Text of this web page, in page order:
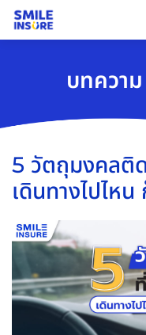
บทควา
5 วัตถุมงคลติ
เดินทางไปไห